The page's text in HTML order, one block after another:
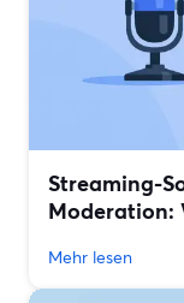
Streaming-
Moderation:
Mehr lesen